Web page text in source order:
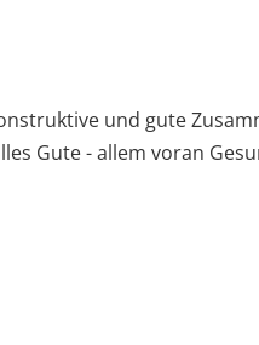
und gute
Gute - allem voran